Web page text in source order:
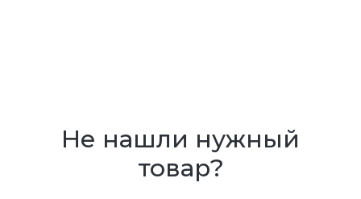
Не нашли нужный
товар?